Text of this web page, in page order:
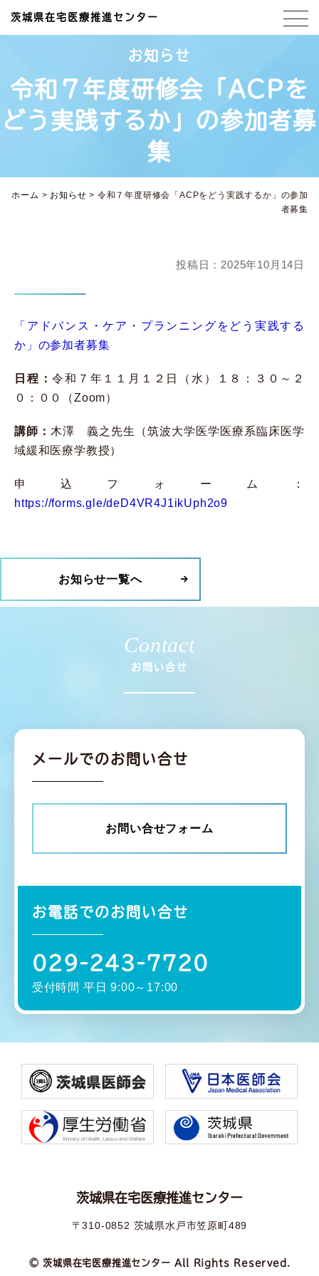
茨城県在宅医療推進センター
お知らせ
令和７年度研修会「ACPを
どう実践するか」の参加者募
集
ホーム > お知らせ > 令和７年度研修会「ACPをどう実践するか」の参加
者募集
投稿日：2025年10月14日
「アドバンス・ケア・プランニングをどう実践する
か」の参加者募集
日程：令和７年１１月１２日（水）１８：３０～２
０：００（Zoom）
講師： 木澤 義之先生（筑波大学医学医療系臨床医学
域緩和医療学教授）
申込フォーム：
https://forms.gle/deD4VR4J1ikUph2o9
お知らせ一覧へ
Contact
お問い合せ
メールでのお問い合せ
お問い合せフォーム
お電話でのお問い合せ
029-243-7720
受付時間 平日 9:00～17:00
茨城県在宅医療推進センター
〒310-0852 茨城県水戸市笠原町489
© 茨城県在宅医療推進センター All Rights Reserved.